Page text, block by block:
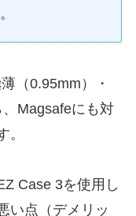
（0.95mm）・
Magsafeにも対
。
Case 3を使用し
い点（デメリッ